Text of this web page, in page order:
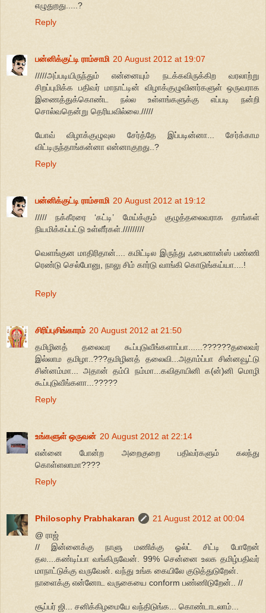
எழுதுறது.....?
Reply
பன்னிக்குட்டி ராம்சாமி 20 August 2012 at 19:07
/////அப்படியிருந்தும் என்னையும் நடக்கவிருக்கிற வரலாற்று
சிறப்புமிக்க பதிவர் மாநாட்டின் விழாக்குழுவினர்களுள் ஒருவராக
இணைத்துக்கொண்ட நல்ல உள்ளங்களுக்கு எப்படி நன்றி
சொல்வதென்று தெரியவில்லை./////
யோவ் விழாக்குழுவுல சேர்த்தே இப்படின்னா... சேர்க்காம
விட்டிருந்தாங்கன்னா என்னாகுறது..?
Reply
பன்னிக்குட்டி ராம்சாமி 20 August 2012 at 19:12
///// நக்கீரரை ‘கட்டி’ மேய்க்கும் குழுத்தலைவராக தாங்கள்
நியமிக்கப்பட்டு உள்ளீர்கள்./////////
வெளங்குன மாதிரிதான்.... கமிட்டில இருந்து ஃபைனான்ஸ் பண்ணி
ரெண்டு செல்போனு, நாலு சிம் கார்டு வாங்கி கொடுங்கய்யா....!
Reply
சிரிப்புசிங்காரம் 20 August 2012 at 21:50
தமிழினத் தலைவர கூப்புடுவீங்களாப்பா......??????தலைவர்
இல்லாம தமிழா..???தமிழினத் தலைவி...அதாம்ப்பா சின்னவூட்டு
சின்னம்மா... அதான் தம்பி நம்மா...கவிதாயினி க(ன்)னி மொழி
கூப்புடுவீங்களா...?????
Reply
உங்களுள் ஒருவன் 20 August 2012 at 22:14
என்னை போன்ற அறைகுறை பதிவர்களும் கலந்து
கொள்ளலாமா????
Reply
Philosophy Prabhakaran
21 August 2012 at 00:04
@ ராஜ்
// இன்னைக்கு நாளு மணிக்கு ஓல்ட் சிட்டி போறேன்
தல....கண்டிப்பா வங்கிருவேன். 99% சென்னை உலக தமிழ்பதிவர்
மாநாட்டுக்கு வருவேன். வந்து உங்க கையிலே குடுத்துடுறேன்.
நாளைக்கு என்னோட வருகையை conform பண்ணிடுறேன்.. //
சூப்பர் ஜி... சனிக்கிழமையே வந்திடுங்க... கொண்டாடலாம்...